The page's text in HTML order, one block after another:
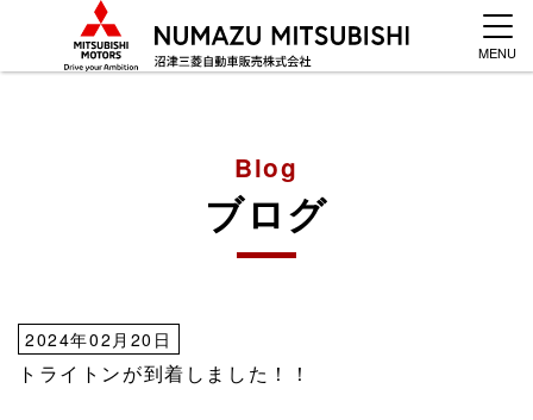
MENU
Blog
ブログ
2024年02月20日
トライトンが到着しました！！